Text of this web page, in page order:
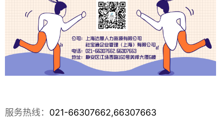
服务热线： 021-66307662,66307663